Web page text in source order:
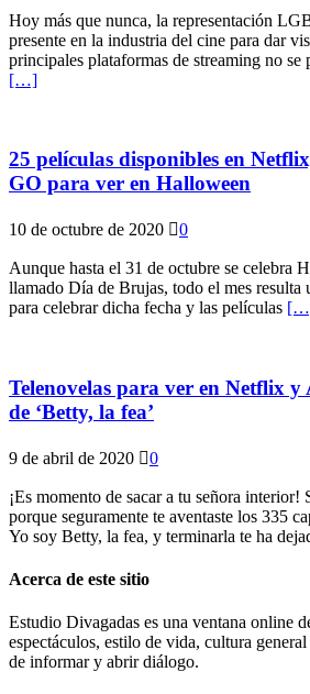
Hoy más que nunca, la representación
presente en la industria del cine para dar
principales plataformas de streaming no se
[…]
25 películas disponibles en
GO para ver en Halloween
10 de octubre de 2020 0
Aunque hasta el 31 de octubre se celebra
llamado Día de Brujas, todo el mes resulta
para celebrar dicha fecha y las películas
Telenovelas para ver en Netflix y
de ‘Betty, la fea’
9 de abril de 2020 0
¡Es momento de sacar a tu señora interior!
porque seguramente te aventaste los 335
Yo soy Betty, la fea, y terminarla te ha
Acerca de este sitio
Estudio Divagadas es una ventana online
espectáculos, estilo de vida, cultura
de informar y abrir diálogo.